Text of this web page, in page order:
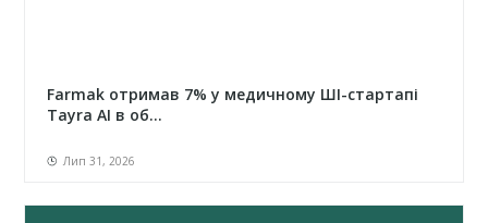
Farmak отримав 7% у медичному ШІ-стартапі
Tayra AI в об...
Лип 31, 2026